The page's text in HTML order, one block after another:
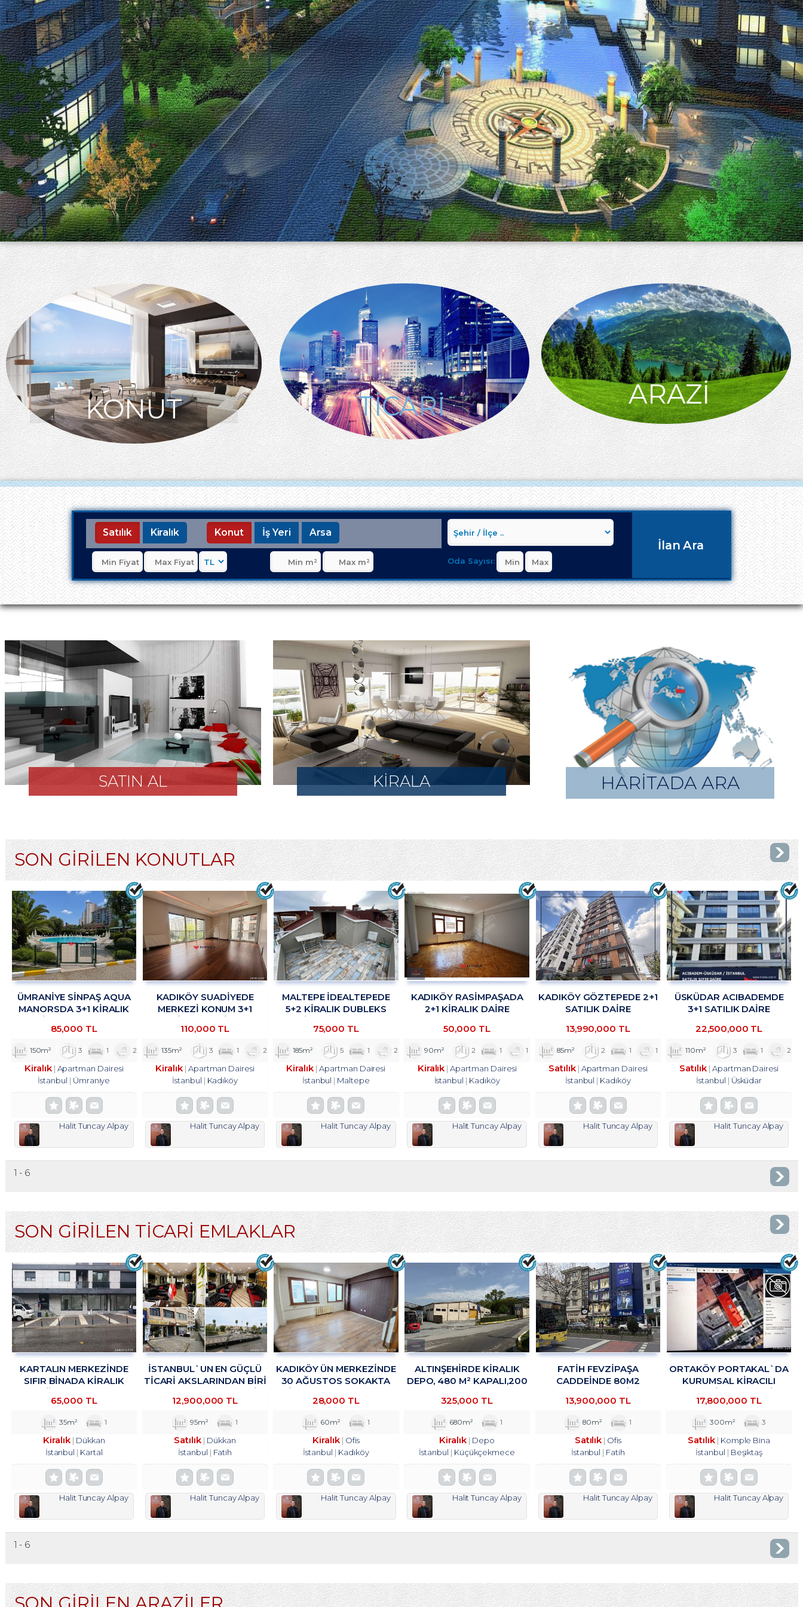
KONUT TİCARİ ARAZİ
Satılık Kiralık Konut İş Yeri Arsa
Oda Sayısı:
İlan Ara
SATIN AL KİRALA HARİTADA ARA
SON GİRİLEN KONUTLAR
ÜMRANİYE SİNPAŞ AQUA
MANORSDA 3+1 KİRALIK
85,000 TL
150m² 3 1 2
Kiralık Apartman Dairesi
İstanbul
Ümraniye
Halit Tuncay Alpay
KADIKÖY SUADİYEDE
MERKEZİ KONUM 3+1
TROYKADAN
110,000 TL
135m² 3 1 2
Kiralık Apartman Dairesi
İstanbul
Kadıköy
Halit Tuncay Alpay
MALTEPE İDEALTEPEDE
5+2 KİRALIK DUBLEKS
75,000 TL
185m² 5 1 2
Kiralık Apartman Dairesi
İstanbul
Maltepe
Halit Tuncay Alpay
KADIKÖY RASİMPAŞADA
2+1 KİRALIK DAİRE
50,000 TL
90m² 2 1 1
Kiralık Apartman Dairesi
İstanbul
Kadıköy
Halit Tuncay Alpay
KADIKÖY GÖZTEPEDE 2+1
SATILIK DAİRE
13,990,000 TL
85m² 2 1 1
Satılık Apartman Dairesi
İstanbul
Kadıköy
Halit Tuncay Alpay
ÜSKÜDAR ACIBADEMDE
3+1 SATILIK DAİRE
22,500,000 TL
110m² 3 1 2
Satılık Apartman Dairesi
İstanbul
Üsküdar
Halit Tuncay Alpay
1 - 6
SON GİRİLEN TİCARİ EMLAKLAR
KARTALIN MERKEZİNDE
SIFIR BİNADA KİRALIK
TROYKADAN.
65,000 TL
35m² 1
Kiralık
Dükkan
İstanbul
Kartal
Halit Tuncay Alpay
İSTANBUL`UN EN GÜÇLÜ
TICARI AKSLARINDAN BIRI
ÜZERINDE, HISTORIA AVM
KARŞISINDA
12,900,000 TL
95m² 1
Satılık
Dükkan
İstanbul
Fatih
Halit Tuncay Alpay
KADIKÖY ÜN MERKEZİNDE
30 AĞUSTOS SOKAKTA
UYGUN 1+1 KİRALIK
TROYKADAN
28,000 TL
60m² 1
Kiralık
Ofis
İstanbul
Kadıköy
Halit Tuncay Alpay
ALTINŞEHIRDE KIRALIK
DEPO, 480 M² KAPALI,200
325,000 TL
680m² 1
Kiralık
Depo
İstanbul
Küçükçekmece
Halit Tuncay Alpay
FATİH FEVZİPAŞA
CADDEİNDE 80M2
TROYKADAN
13,900,000 TL
80m² 1
Satılık
Ofis
İstanbul
Fatih
Halit Tuncay Alpay
ORTAKÖY PORTAKAL`DA
KURUMSAL KIRACILI
TROYKADAN
17,800,000 TL
300m² 3
Satılık
Komple Bina
İstanbul
Beşiktaş
Halit Tuncay Alpay
1 - 6